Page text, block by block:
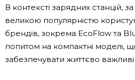
В контексті зарядних станцій,
великою популярністю
брендів, зокрема EcoFlow та
попитом на компактні моделі,
забезпечувати життєво